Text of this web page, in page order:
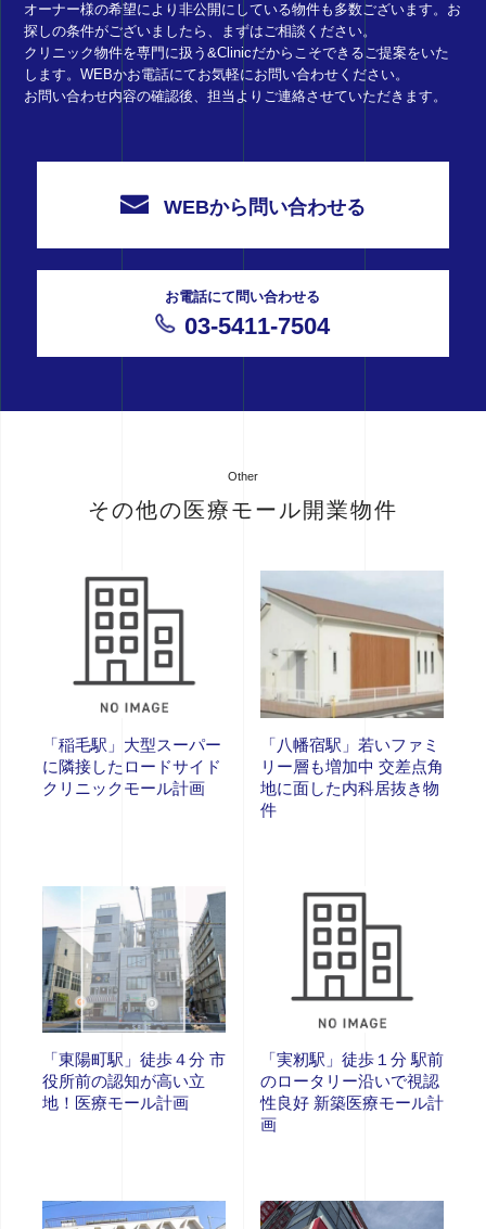
オーナー様の希望により非公開にしている物件も多数ございます。お
探しの条件がございましたら、まずはご相談ください。
クリニック物件を専門に扱う&Clinicだからこそできるご提案をいた
します。WEBかお電話にてお気軽にお問い合わせください。
お問い合わせ内容の確認後、担当よりご連絡させていただきます。
WEBから問い合わせる
お電話にて問い合わせる
03-5411-7504
Other
その他の医療モール開業物件
「稲毛駅」大型スーパー
に隣接したロードサイド
クリニックモール計画
「八幡宿駅」若いファミ
リー層も増加中 交差点角
地に面した内科居抜き物
件
「東陽町駅」徒歩４分 市
役所前の認知が高い立
地！医療モール計画
「実籾駅」徒歩１分 駅前
のロータリー沿いで視認
性良好 新築医療モール計
画